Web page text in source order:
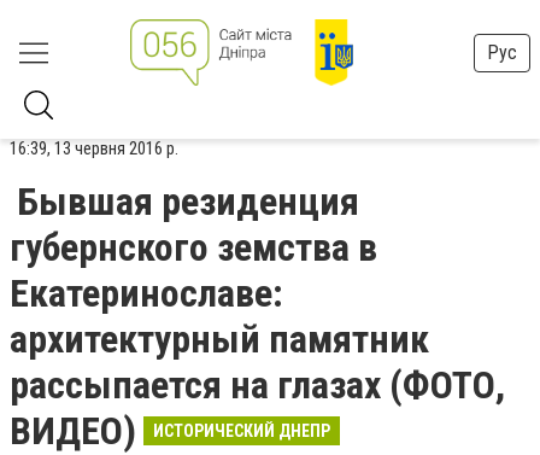
Рус
16:39, 13 червня 2016 р.
Бывшая резиденция
губернского земства в
Екатеринославе:
архитектурный памятник
рассыпается на глазах (ФОТО,
ВИДЕО)
ИСТОРИЧЕСКИЙ ДНЕПР